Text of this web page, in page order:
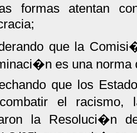
formas atentan
que la
es una norma
que los
el
la Resoluci�n